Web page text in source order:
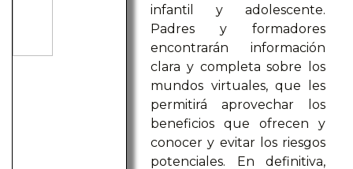
infantil y adolescente.
Padres y formadores
encontrarán información
clara y completa sobre los
mundos virtuales, que les
permitirá aprovechar los
beneficios que ofrecen y
conocer y evitar los riesgos
potenciales. En definitiva,